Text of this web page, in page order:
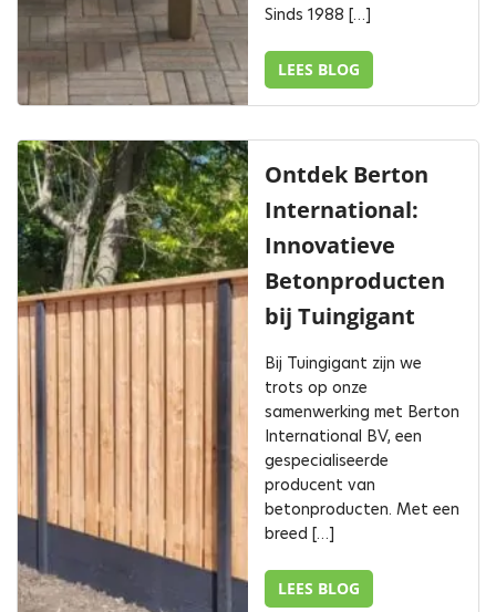
Sinds 1988 […]
LEES BLOG
Ontdek Berton
International:
Innovatieve
Betonproducten
bij Tuingigant
Bij Tuingigant zijn we
trots op onze
samenwerking met Berton
International BV, een
gespecialiseerde
producent van
betonproducten. Met een
breed […]
LEES BLOG